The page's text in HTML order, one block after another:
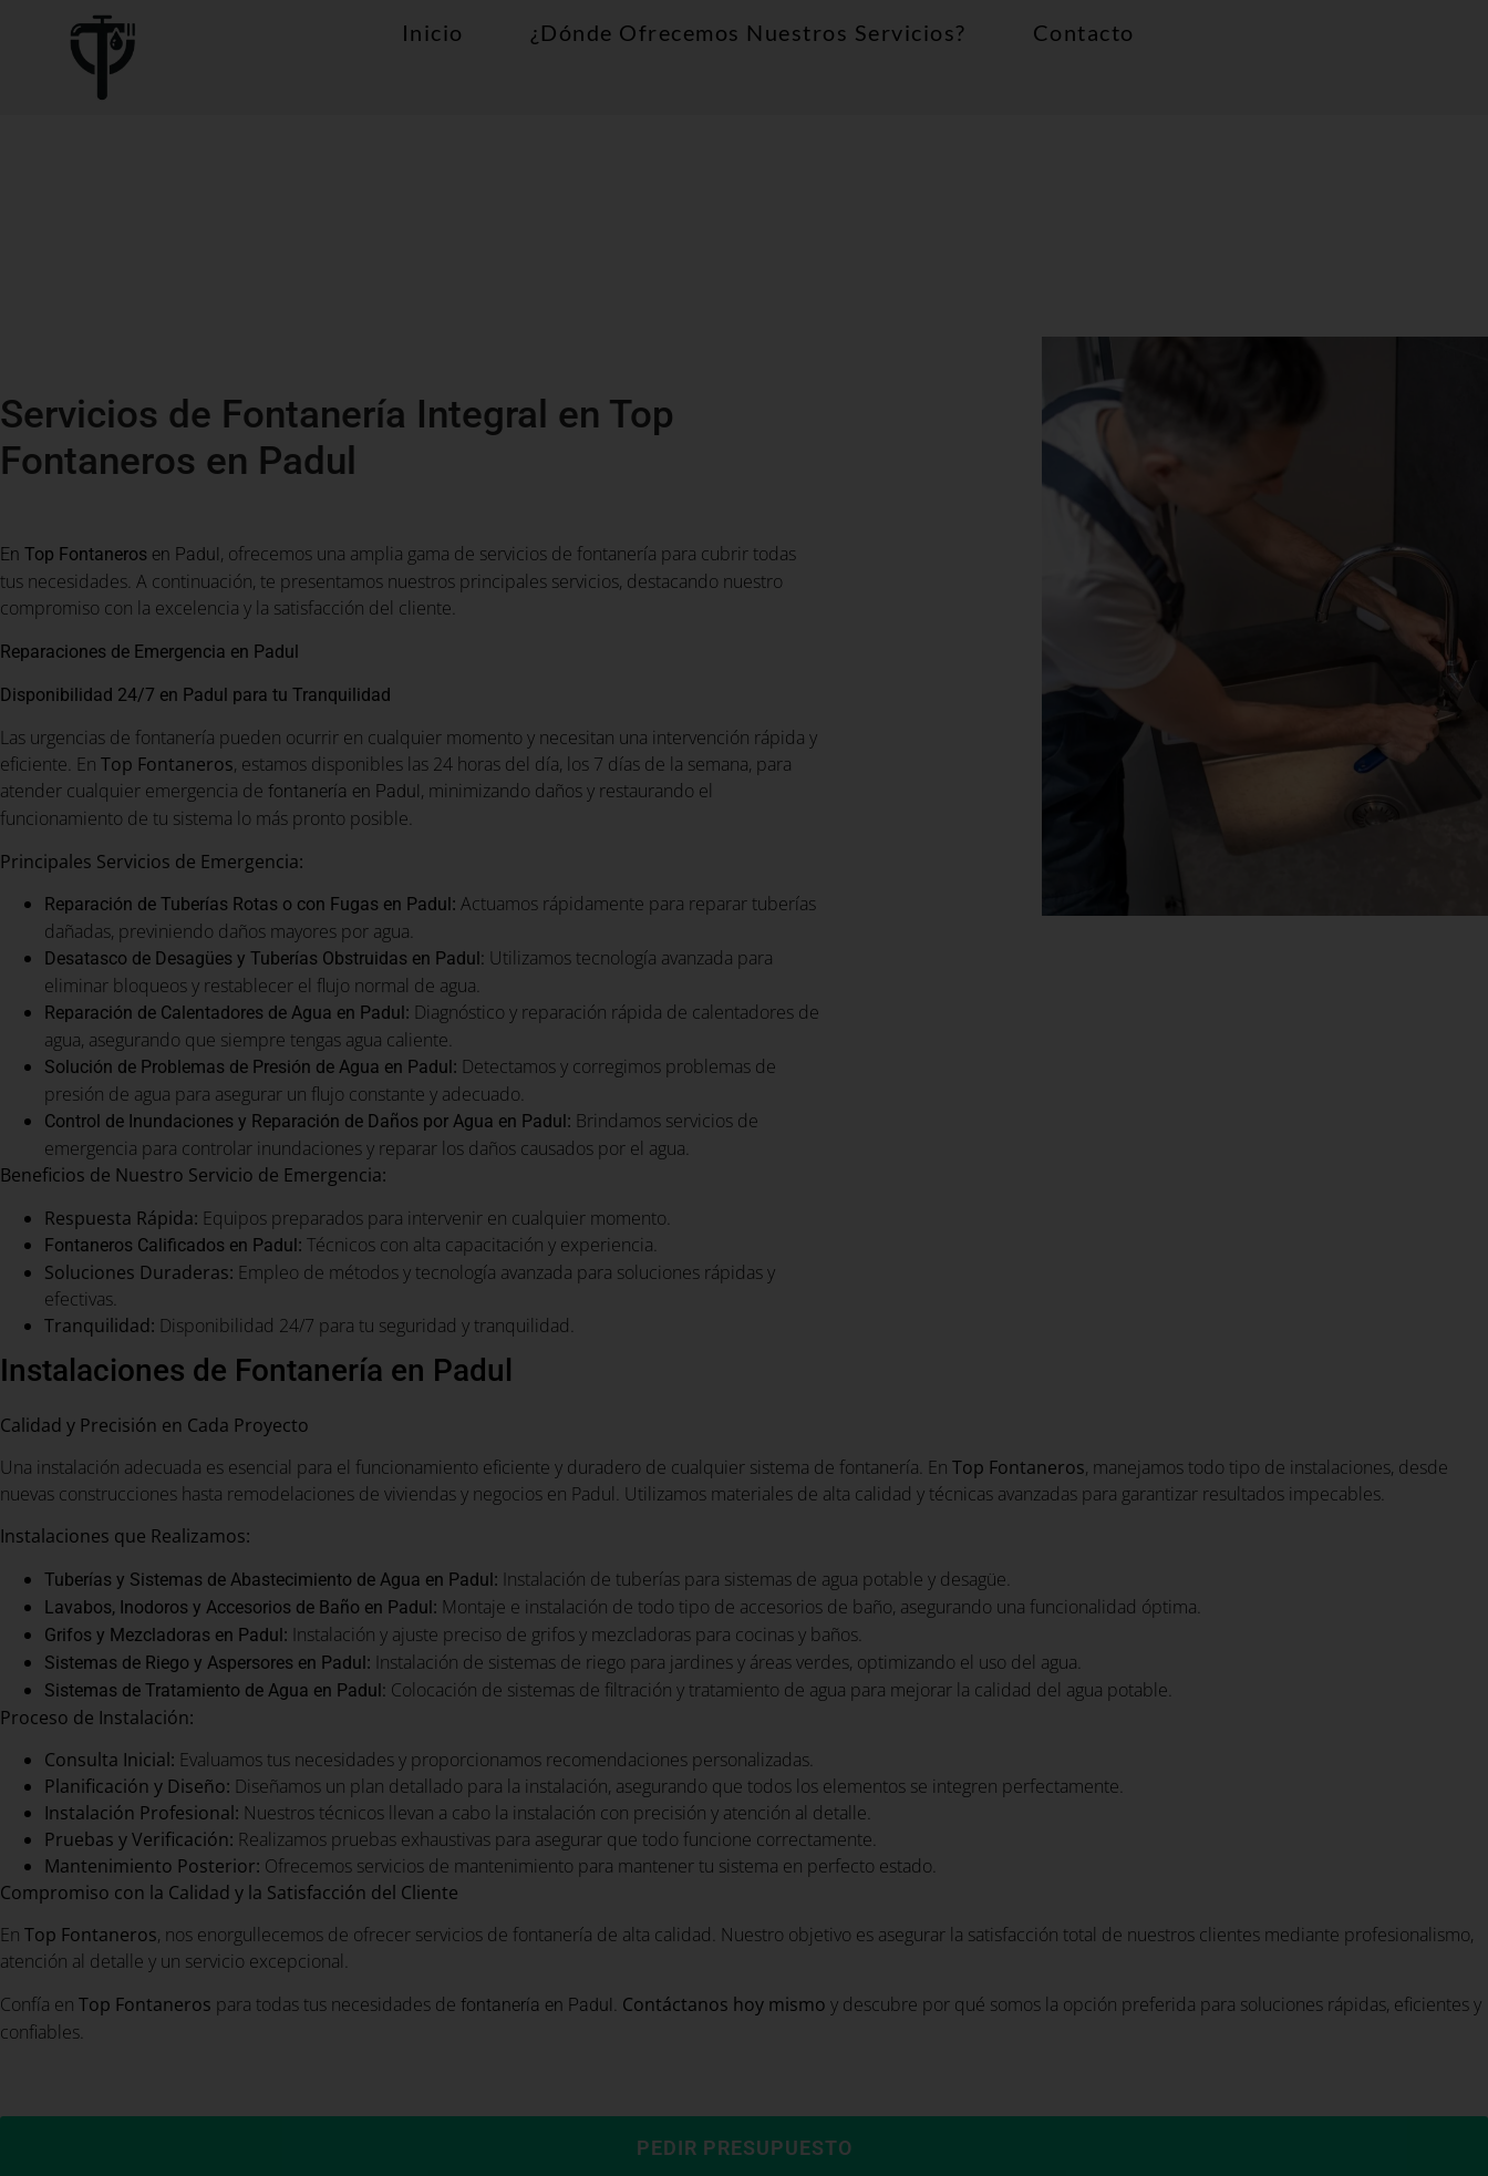
Inicio ¿Dónde Ofrecemos Nuestros Servicios? Contacto
Servicios de Fontanería Integral en Top
Fontaneros en Padul
En Top Fontaneros en Padul , ofrecemos una amplia gama de servicios de fontanería para cubrir todas
tus necesidades. A continuación, te presentamos nuestros principales servicios, destacando nuestro
compromiso con la excelencia y la satisfacción del cliente.
Reparaciones de Emergencia en Padul
Disponibilidad 24/7 en Padul para tu Tranquilidad
Las urgencias de fontanería pueden ocurrir en cualquier momento y necesitan una intervención rápida y
eficiente. En Top Fontaneros, estamos disponibles las 24 horas del día, los 7 días de la semana, para
atender cualquier emergencia de fontanería en Padul , minimizando daños y restaurando el
funcionamiento de tu sistema lo más pronto posible.
Principales Servicios de Emergencia:
Reparación de Tuberías Rotas o con Fugas en Padul: Actuamos rápidamente para reparar tuberías
dañadas, previniendo daños mayores por agua.
Desatasco de Desagües y Tuberías Obstruidas en Padul: Utilizamos tecnología avanzada para
eliminar bloqueos y restablecer el flujo normal de agua.
Reparación de Calentadores de Agua en Padul: Diagnóstico y reparación rápida de calentadores de
agua, asegurando que siempre tengas agua caliente.
Solución de Problemas de Presión de Agua en Padul: Detectamos y corregimos problemas de
presión de agua para asegurar un flujo constante y adecuado.
Control de Inundaciones y Reparación de Daños por Agua en Padul: Brindamos servicios de
emergencia para controlar inundaciones y reparar los daños causados por el agua.
Beneficios de Nuestro Servicio de Emergencia:
Respuesta Rápida: Equipos preparados para intervenir en cualquier momento.
Fontaneros Calificados en Padul: Técnicos con alta capacitación y experiencia.
Soluciones Duraderas: Empleo de métodos y tecnología avanzada para soluciones rápidas y
efectivas.
Tranquilidad: Disponibilidad 24/7 para tu seguridad y tranquilidad.
Instalaciones de Fontanería en Padul
Calidad y Precisión en Cada Proyecto
Una instalación adecuada es esencial para el funcionamiento eficiente y duradero de cualquier sistema de fontanería. En Top Fontaneros, manejamos todo tipo de instalaciones, desde
nuevas construcciones hasta remodelaciones de viviendas y negocios en Padul. Utilizamos materiales de alta calidad y técnicas avanzadas para garantizar resultados impecables.
Instalaciones que Realizamos:
Tuberías y Sistemas de Abastecimiento de Agua en Padul: Instalación de tuberías para sistemas de agua potable y desagüe.
Lavabos, Inodoros y Accesorios de Baño en Padul: Montaje e instalación de todo tipo de accesorios de baño, asegurando una funcionalidad óptima.
Grifos y Mezcladoras en Padul: Instalación y ajuste preciso de grifos y mezcladoras para cocinas y baños.
Sistemas de Riego y Aspersores en Padul: Instalación de sistemas de riego para jardines y áreas verdes, optimizando el uso del agua.
Sistemas de Tratamiento de Agua en Padul: Colocación de sistemas de filtración y tratamiento de agua para mejorar la calidad del agua potable.
Proceso de Instalación:
Consulta Inicial: Evaluamos tus necesidades y proporcionamos recomendaciones personalizadas.
Planificación y Diseño: Diseñamos un plan detallado para la instalación, asegurando que todos los elementos se integren perfectamente.
Instalación Profesional: Nuestros técnicos llevan a cabo la instalación con precisión y atención al detalle.
Pruebas y Verificación: Realizamos pruebas exhaustivas para asegurar que todo funcione correctamente.
Mantenimiento Posterior: Ofrecemos servicios de mantenimiento para mantener tu sistema en perfecto estado.
Compromiso con la Calidad y la Satisfacción del Cliente
En Top Fontaneros, nos enorgullecemos de ofrecer servicios de fontanería de alta calidad. Nuestro objetivo es asegurar la satisfacción total de nuestros clientes mediante profesionalismo,
atención al detalle y un servicio excepcional.
Confía en Top Fontaneros para todas tus necesidades de fontanería en Padul. Contáctanos hoy mismo y descubre por qué somos la opción preferida para soluciones rápidas, eficientes y
confiables.
PEDIR PRESUPUESTO